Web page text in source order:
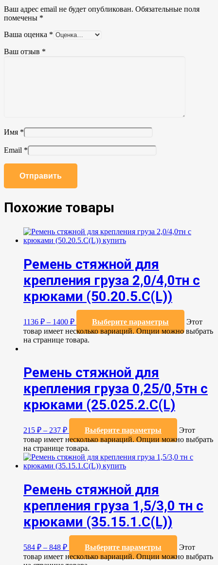
Ваш адрес email не будет опубликован. Обязательные поля
помечены *
Ваша оценка *
Ваш отзыв *
Имя *
Email *
Похожие товары
Ремень стяжной для
крепления груза 2,0/4,0тн с
крюками (50.20.5.C(L))
1136 ₽ – 1400 ₽ Выберите параметры
Этот
товар имеет несколько вариаций. Опции можно выбрать
на странице товара.
Ремень стяжной для
крепления груза 0,25/0,5тн с
крюками (25.025.2.С(L)
215 ₽ – 237 ₽ Выберите параметры
Этот
товар имеет несколько вариаций. Опции можно выбрать
на странице товара.
Ремень стяжной для
крепления груза 1,5/3,0 тн с
крюками (35.15.1.C(L))
584 ₽ – 848 ₽ Выберите параметры
Этот
товар имеет несколько вариаций. Опции можно выбрать